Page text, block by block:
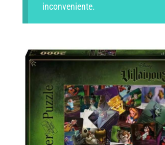
inconveniente.